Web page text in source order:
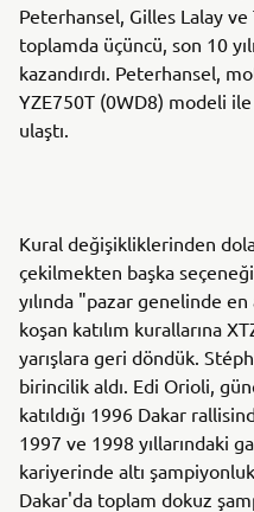
Peterhansel, Gilles Lalay
toplamda üçüncü, son 10
kazandırdı. Peterhansel,
YZE750T (0WD8) modeli
ulaştı.
Kural değişikliklerinden
çekilmekten başka
yılında "pazar genelinde
koşan katılım kurallarına
yarışlara geri döndük.
birincilik aldı. Edi Orioli,
katıldığı 1996 Dakar
1997 ve 1998 yıllarındaki
kariyerinde altı
Dakar'da toplam dokuz